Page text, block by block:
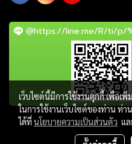
@https://line.me/R/ti/p/
เว็บไซต์นี้มีการใช้งานคุกกี้ เพื่อ
ในการใช้งานเว็บไซต์ของท่าน ท่
ได้ที่นโยบายความเป็นส่วนตัว แ